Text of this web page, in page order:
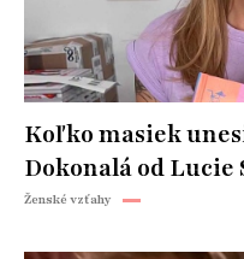
Koľko masiek
Dokonalá od Lucie
Ženské vzťahy